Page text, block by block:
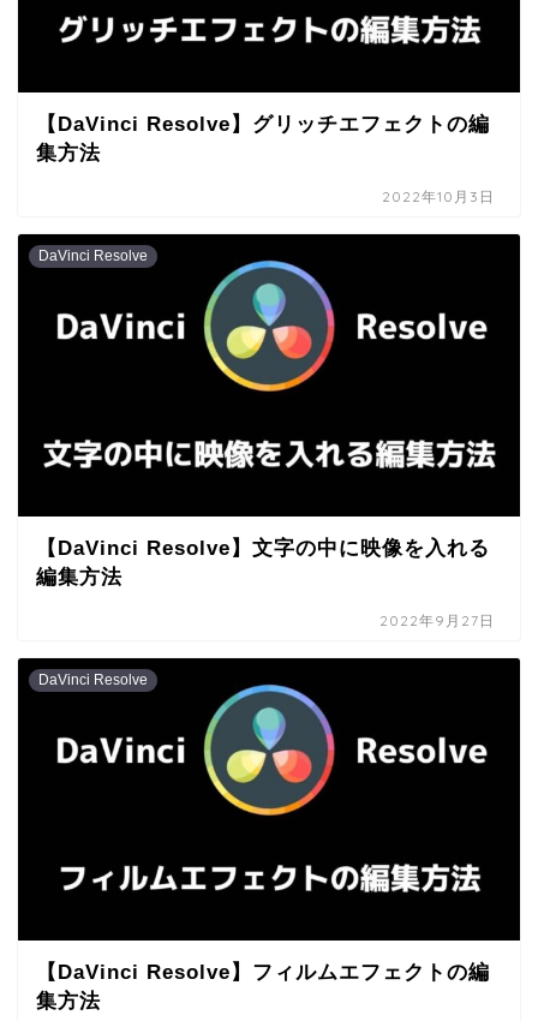
【DaVinci Resolve】グリッチエフェクトの編
集方法
2022年10月3日
DaVinci Resolve
【DaVinci Resolve】文字の中に映像を入れる
編集方法
2022年9月27日
DaVinci Resolve
【DaVinci Resolve】フィルムエフェクトの編
集方法